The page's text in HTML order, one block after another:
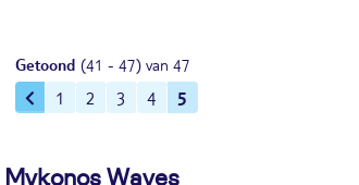
Getoond (41 - 47) van 47
1 2 3 4 5
Mykonos Waves